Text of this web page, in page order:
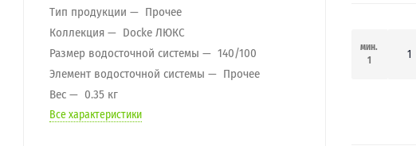
Тип продукции
Прочее
Коллекция
Docke ЛЮКС
Размер водосточной системы
140/100
Элемент водосточной системы
Прочее
Вес
0.35 кг
Все характеристики
мин.
1